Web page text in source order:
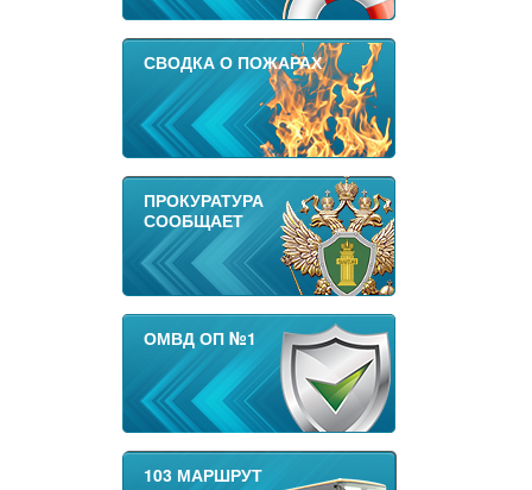
СВОДКА О ПОЖАРАХ
ПРОКУРАТУРА
СООБЩАЕТ
ОМВД ОП №1
103 МАРШРУТ